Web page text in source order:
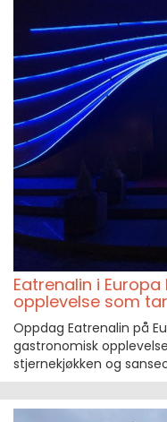
Eatrenalin i
opplevelse som
Oppdag Eatrenalin på
gastronomisk
stjernekjøkken og